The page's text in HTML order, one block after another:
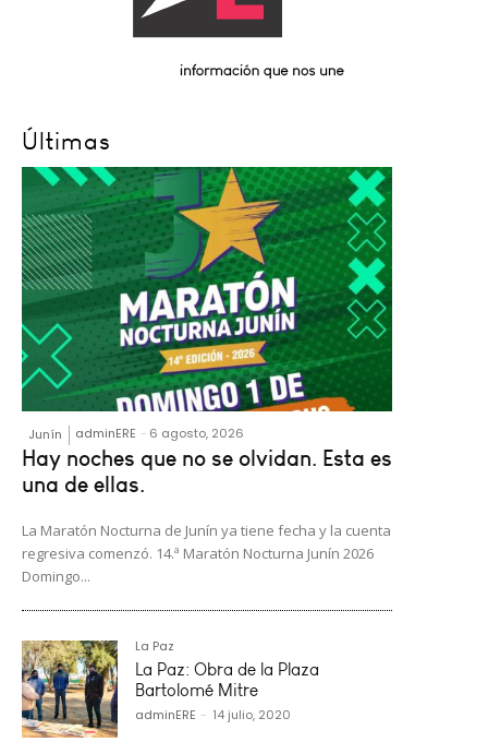
Últimas
Junín adminERE - 6 agosto, 2026
Hay noches que no se olvidan. Esta es
una de ellas.
La Maratón Nocturna de Junín ya tiene fecha y la cuenta
regresiva comenzó. 14.ª Maratón Nocturna Junín 2026
Domingo...
La Paz
La Paz: Obra de la Plaza
Bartolomé Mitre
adminERE - 14 julio, 2020